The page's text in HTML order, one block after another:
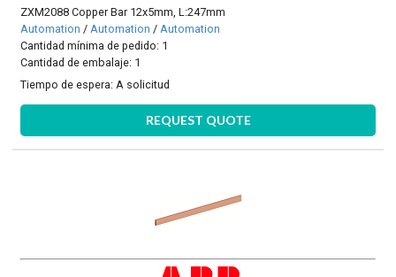
ZXM2088 Copper Bar 12x5mm, L:247mm
Automation / Automation / Automation
Cantidad mínima de pedido: 1
Cantidad de embalaje: 1
Tiempo de espera:A solicitud
REQUEST QUOTE